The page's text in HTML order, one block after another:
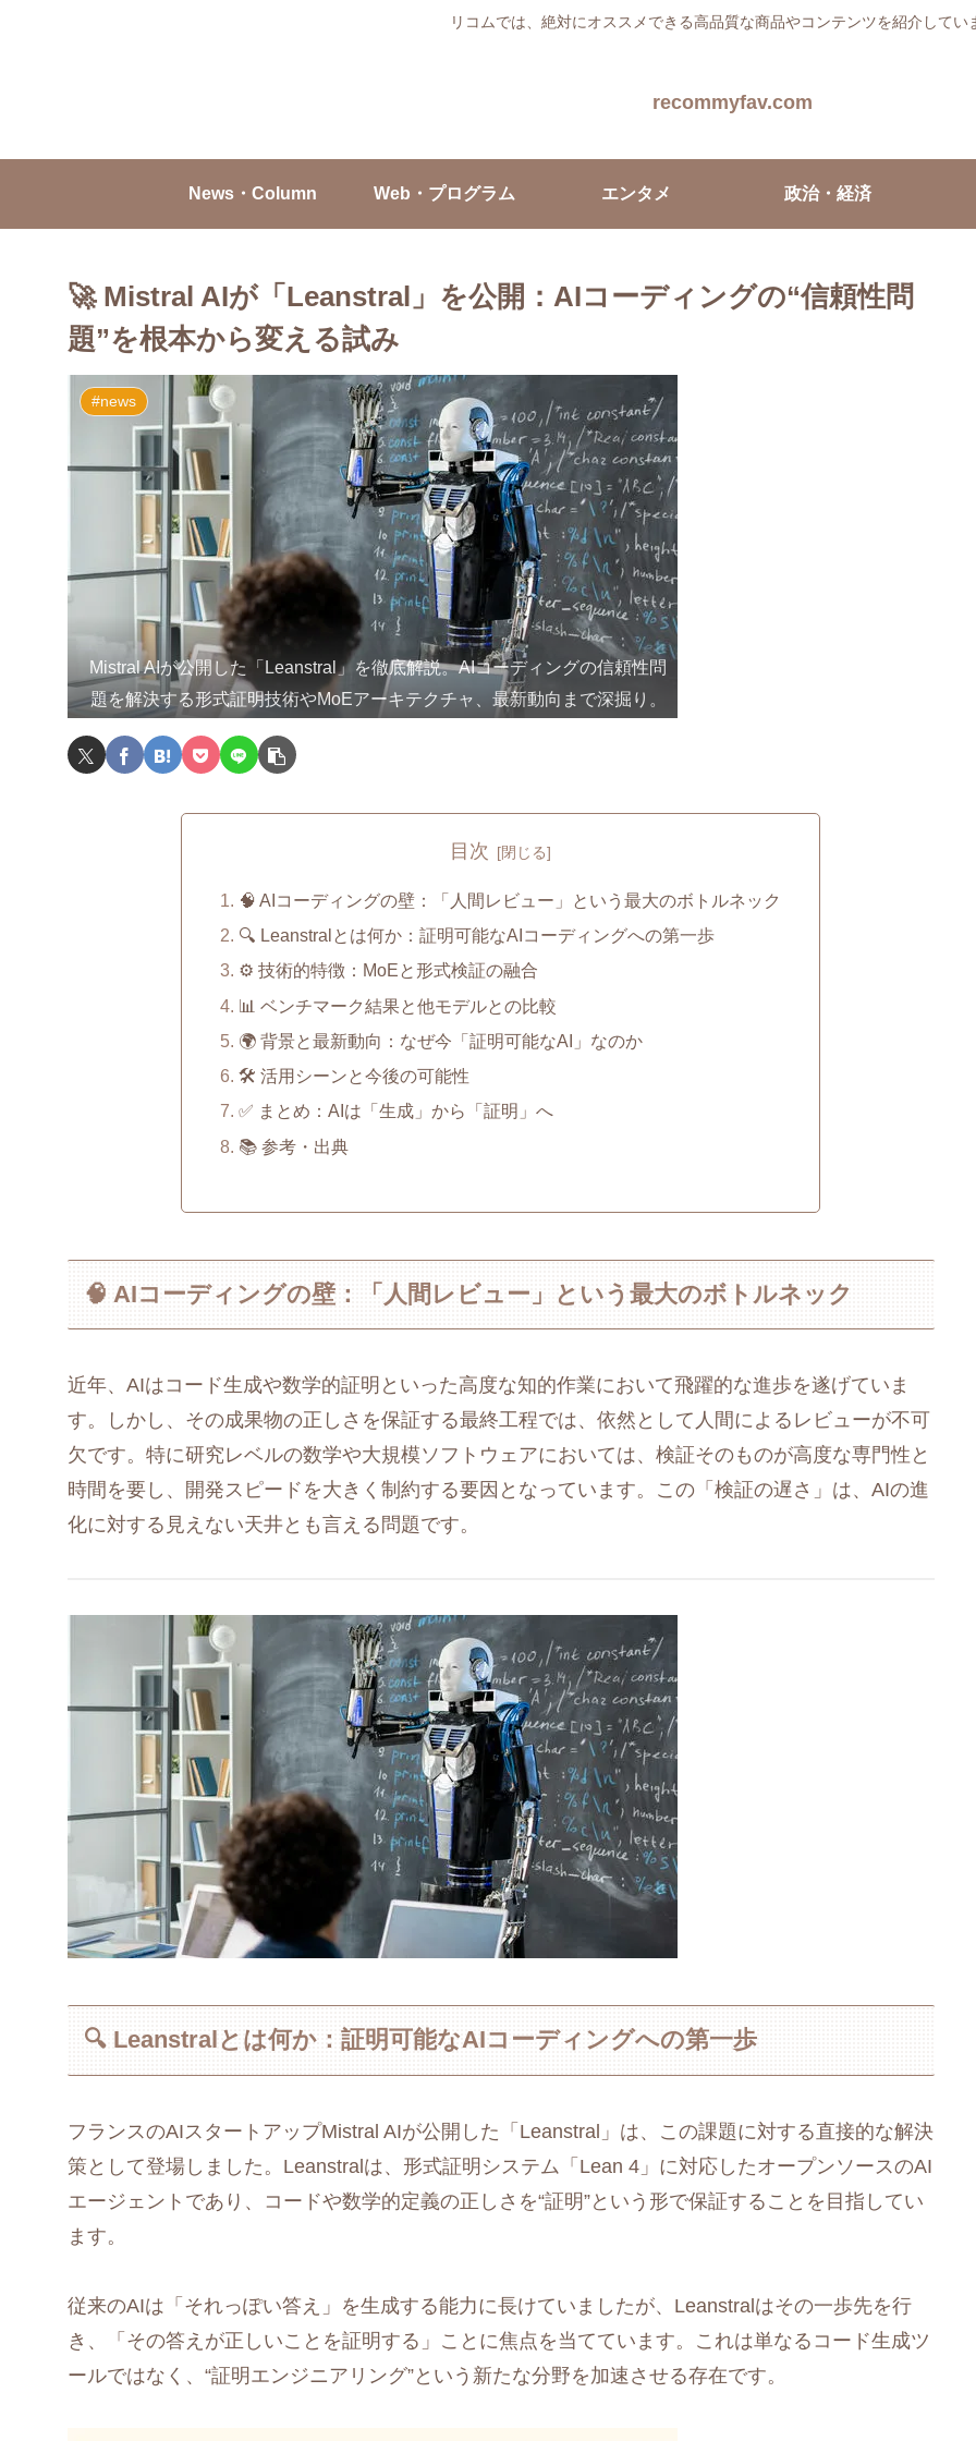
リコムでは、絶対にオススメできる高品質な商品やコンテンツを紹介してい
recommyfav.com
News・Column Web・プログラム エンタメ 政治・経済
🚀 Mistral AIが「Leanstral」を公開：AIコーディングの“信頼性問
題”を根本から変える試み
#news
Mistral AIが公開した「Leanstral」を徹底解説。AIコーディングの信頼性問
題を解決する形式証明技術やMoEアーキテクチャ、最新動向まで深掘り。
目次
🧠 AIコーディングの壁：「人間レビュー」という最大のボトルネック
🔍 Leanstralとは何か：証明可能なAIコーディングへの第一歩
⚙️ 技術的特徴：MoEと形式検証の融合
📊 ベンチマーク結果と他モデルとの比較
🌍 背景と最新動向：なぜ今「証明可能なAI」なのか
🛠️ 活用シーンと今後の可能性
✅ まとめ：AIは「生成」から「証明」へ
📚 参考・出典
🧠 AIコーディングの壁：「人間レビュー」という最大のボトルネック
近年、AIはコード生成や数学的証明といった高度な知的作業において飛躍的な進歩を遂げていま
す。しかし、その成果物の正しさを保証する最終工程では、依然として人間によるレビューが不可
欠です。特に研究レベルの数学や大規模ソフトウェアにおいては、検証そのものが高度な専門性と
時間を要し、開発スピードを大きく制約する要因となっています。この「検証の遅さ」は、AIの進
化に対する見えない天井とも言える問題です。
🔍 Leanstralとは何か：証明可能なAIコーディングへの第一歩
フランスのAIスタートアップMistral AIが公開した「Leanstral」は、この課題に対する直接的な解決
策として登場しました。Leanstralは、形式証明システム「Lean 4」に対応したオープンソースのAI
エージェントであり、コードや数学的定義の正しさを“証明”という形で保証することを目指してい
ます。
従来のAIは「それっぽい答え」を生成する能力に長けていましたが、Leanstralはその一歩先を行
き、「その答えが正しいことを証明する」ことに焦点を当てています。これは単なるコード生成ツ
ールではなく、“証明エンジニアリング”という新たな分野を加速させる存在です。